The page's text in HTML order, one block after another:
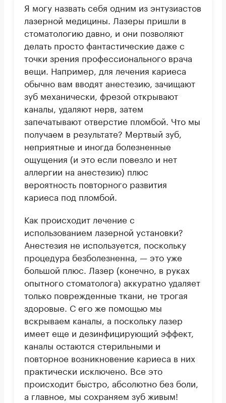
Я могу назвать себя одним из энтузиастов
лазерной медицины. Лазеры пришли в
стоматологию давно, и они позволяют
делать просто фантастические даже с
точки зрения профессионального врача
вещи. Например, для лечения кариеса
обычно вам вводят анестезию, зачищают
зуб механически, фрезой открывают
каналы, удаляют нерв, затем
запечатывают отверстие пломбой. Что мы
получаем в результате? Мертвый зуб,
неприятные и иногда болезненные
ощущения (и это если повезло и нет
аллергии на анестезию) плюс
вероятность повторного развития
кариеса под пломбой.
Как происходит лечение с
использованием лазерной установки?
Анестезия не используется, поскольку
процедура безболезненна, — это уже
большой плюс. Лазер (конечно, в руках
опытного стоматолога) аккуратно удаляет
только поврежденные ткани, не трогая
здоровые. С его же помощью мы
вскрываем каналы, а поскольку лазер
имеет еще и дезинфицирующий эффект,
каналы остаются стерильными и
повторное возникновение кариеса в них
практически исключено. Все это
происходит быстро, абсолютно без боли,
а главное, мы сохраняем зуб живым!